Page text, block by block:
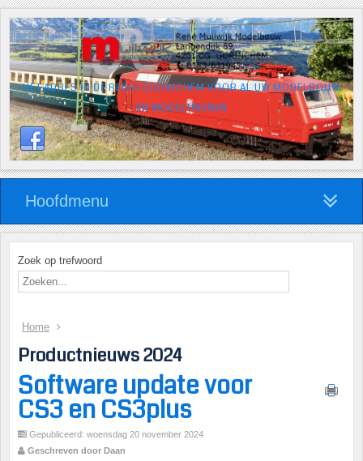
HÉT ADRES IN DE REGIO GORINCHEM VOOR AL UW MODELBOUW
EN MODELTREINEN
Hoofdmenu
Zoek op trefwoord
Home
Productnieuws 2024
Software update voor
CS3 en CS3plus
Gepubliceerd: woensdag 20 november 2024
Geschreven door Daan